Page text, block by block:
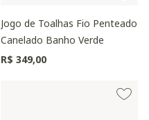
Jogo de Toalhas Fio Penteado
Canelado Banho Verde
R$ 349,00